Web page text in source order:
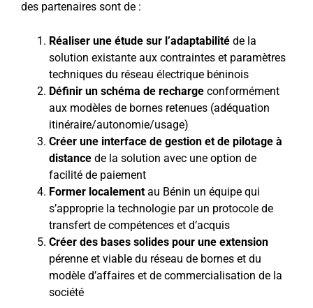
des partenaires sont de :
Réaliser une étude sur l’adaptabilité de la
solution existante aux contraintes et paramètres
techniques du réseau électrique béninois
Définir un schéma de recharge conformément
aux modèles de bornes retenues (adéquation
itinéraire/autonomie/usage)
Créer une interface de gestion et de pilotage à
distance de la solution avec une option de
facilité de paiement
Former localement au Bénin un équipe qui
s’approprie la technologie par un protocole de
transfert de compétences et d’acquis
Créer des bases solides pour une extension
pérenne et viable du réseau de bornes et du
modèle d’affaires et de commercialisation de la
société